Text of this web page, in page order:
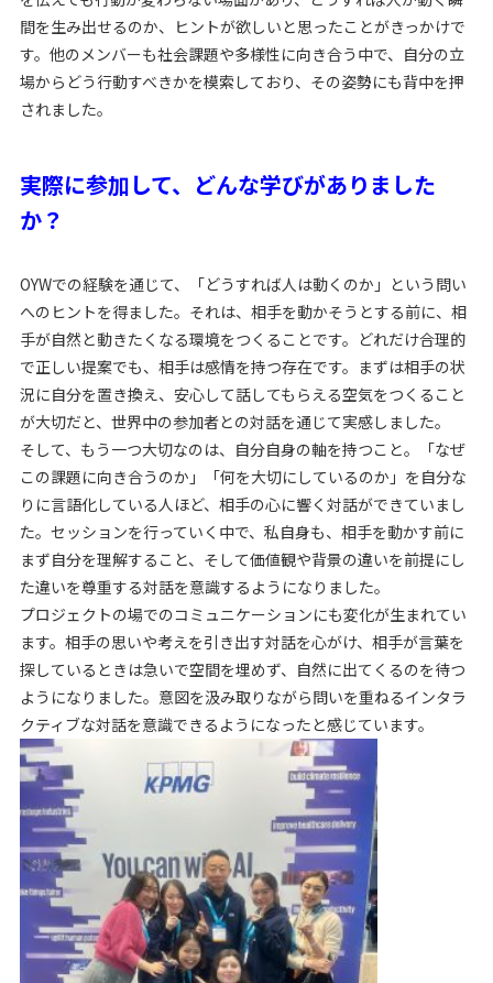
間を生み出せるのか、ヒントが欲しいと思ったことがきっかけで
す。他のメンバーも社会課題や多様性に向き合う中で、自分の立
場からどう行動すべきかを模索しており、その姿勢にも背中を押
されました。
実際に参加して、どんな学びがありました
か？
OYWでの経験を通じて、「どうすれば人は動くのか」という問い
へのヒントを得ました。それは、相手を動かそうとする前に、相
手が自然と動きたくなる環境をつくることです。どれだけ合理的
で正しい提案でも、相手は感情を持つ存在です。まずは相手の状
況に自分を置き換え、安心して話してもらえる空気をつくること
が大切だと、世界中の参加者との対話を通じて実感しました。
そして、もう一つ大切なのは、自分自身の軸を持つこと。「なぜ
この課題に向き合うのか」「何を大切にしているのか」を自分な
りに言語化している人ほど、相手の心に響く対話ができていまし
た。セッションを行っていく中で、私自身も、相手を動かす前に
まず自分を理解すること、そして価値観や背景の違いを前提にし
た違いを尊重する対話を意識するようになりました。
プロジェクトの場でのコミュニケーションにも変化が生まれてい
ます。相手の思いや考えを引き出す対話を心がけ、相手が言葉を
探しているときは急いで空間を埋めず、自然に出てくるのを待つ
ようになりました。意図を汲み取りながら問いを重ねるインタラ
クティブな対話を意識できるようになったと感じています。